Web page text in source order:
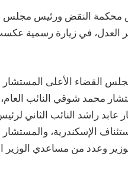
محكمة النقض ورئيس مجلس
في زيارة رسمية
القضاء الأعلى المستشار
محمد شوقي النائب
راشد النائب الثاني
الإسكندرية،
وعدد من مساعدي الوزير